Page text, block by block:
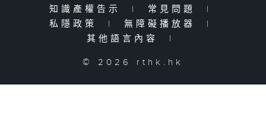
知識產權告示
| 常見問題
|
私隱政策
| 無障礙播放器
|
其他語言內容
|
© 2026 rthk.hk